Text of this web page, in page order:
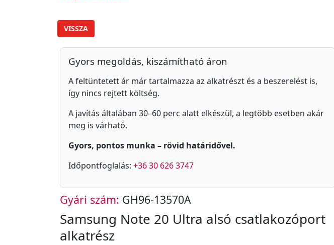
VISSZA
Gyors megoldás, kiszámítható áron
A feltüntetett ár már tartalmazza az alkatrészt és a beszerelést is,
így nincs rejtett költség.
A javítás általában 30–60 perc alatt elkészül, a legtöbb esetben akár
meg is várható.
Gyors, pontos munka – rövid határidővel.
Időpontfoglalás: +36 30 626 3747
Gyári szám: GH96-13570A
Samsung Note 20 Ultra alsó csatlakozóport
alkatrész